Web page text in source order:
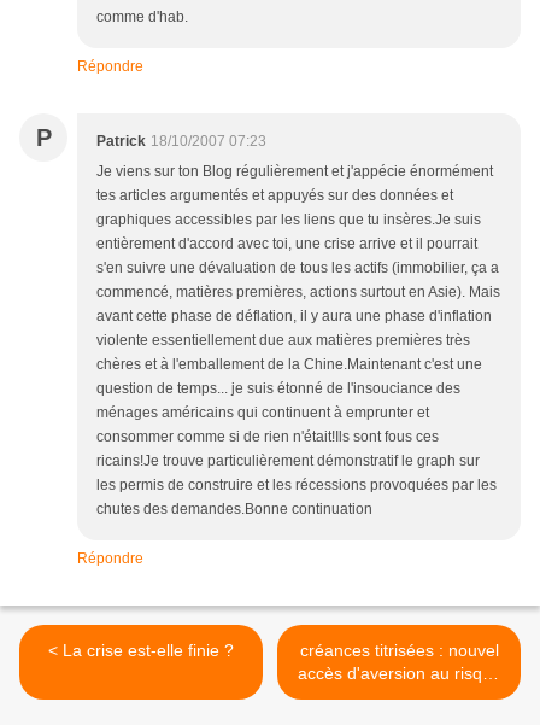
comme d'hab.
Répondre
P Patrick 18/10/2007 07:23
Je viens sur ton Blog régulièrement et j'appécie énormément
tes articles argumentés et appuyés sur des données et
graphiques accessibles par les liens que tu insères.Je suis
entièrement d'accord avec toi, une crise arrive et il pourrait
s'en suivre une dévaluation de tous les actifs (immobilier, ça a
commencé, matières premières, actions surtout en Asie). Mais
avant cette phase de déflation, il y aura une phase d'inflation
violente essentiellement due aux matières premières très
chères et à l'emballement de la Chine.Maintenant c'est une
question de temps... je suis étonné de l'insouciance des
ménages américains qui continuent à emprunter et
consommer comme si de rien n'était!Ils sont fous ces
ricains!Je trouve particulièrement démonstratif le graph sur
les permis de construire et les récessions provoquées par les
chutes des demandes.Bonne continuation
Répondre
< La crise est-elle finie ?
créances titrisées : nouvel
accès d'aversion au risque
>